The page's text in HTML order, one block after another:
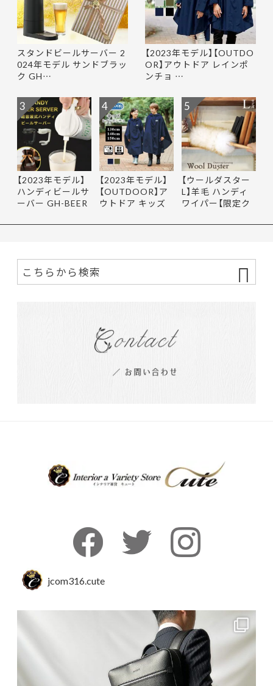
スタンドビールサーバー 2
024年モデル サンドブラッ
ク GH…
【2023年モデル】【OUTDO
OR】アウトドア レインポ
ンチョ …
【2023年モデル】
ハンディビールサ
ーバー GH-BEER
3
【2023年モデル】
【OUTDOOR】ア
ウトドア キッズ
4
【ウールダスター
L】羊毛 ハンディ
ワイパー【限定ク
5
jcom316.cute